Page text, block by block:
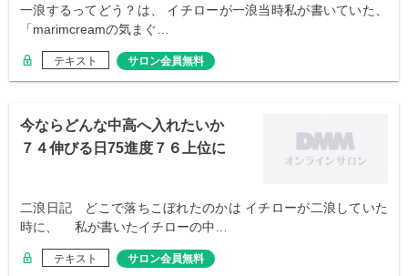
一浪するってどう？は、 イチローが一浪当時私が書いていた、
「marimcreamの気まぐ…
テキスト サロン会員無料
今ならどんな中高へ入れたいか
７４伸びる日75進度７６上位に
二浪日記 どこで落ちこぼれたのかは イチローが二浪していた
時に、 私が書いたイチローの中…
テキスト サロン会員無料